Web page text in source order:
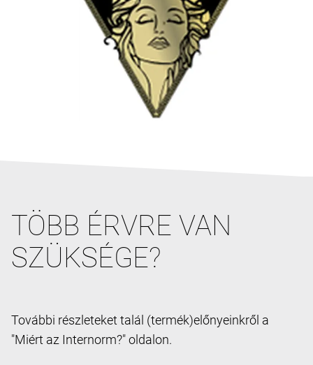
TÖBB ÉRVRE VAN
SZÜKSÉGE?
További részleteket talál (termék)előnyeinkről a
"Miért az Internorm?" oldalon.